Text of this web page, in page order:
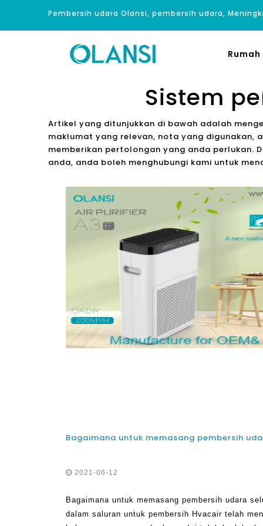
Pembersih udara Olansi, pembersih udara,
Rumah
Sistem
Artikel yang ditunjukkan di bawah adalah
maklumat yang relevan, nota yang digunakan,
memberikan pertolongan yang anda perlukan.
anda, anda boleh menghubungi kami untuk
2021-06-12
Bagaimana untuk memasang pembersih udara
dalam saluran untuk pembersih Hvacair telah